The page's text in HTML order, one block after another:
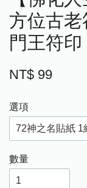
方位古
門王符印
NT$ 99
選項
數量